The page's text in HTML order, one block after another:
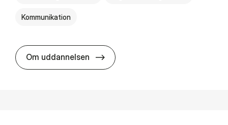
Kommunikation
Om uddannelsen HA(kom.) - erhvervs­økonomi